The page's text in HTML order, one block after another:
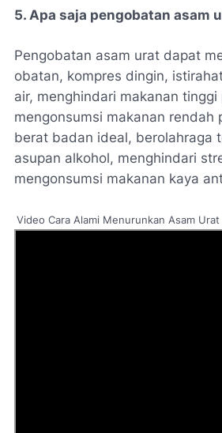
5. Apa saja pengobatan asam
Pengobatan asam urat dapat
obatan, kompres dingin,
air, menghindari makanan tinggi
mengonsumsi makanan rendah
berat badan ideal, berolahraga
asupan alkohol, menghindari
mengonsumsi makanan kaya
Video Cara Alami Menurunkan Asam